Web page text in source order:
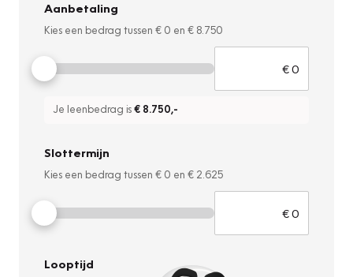
Aanbetaling
Kies een bedrag tussen € 0 en € 8.750
Je leenbedrag is€ 8.750,-
Slottermijn
Kies een bedrag tussen € 0 en € 2.625
Looptijd